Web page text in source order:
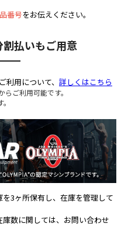
番号をお伝えください。
払いもご用意
用について、 詳しくはこちら
ご利用可能です。
3ヶ所保有し、在庫を管理して
数に関しては、お問い合わせ